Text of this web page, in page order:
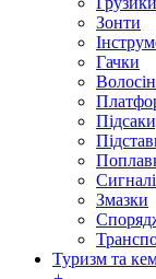
Зонти
Гачки
Змазки
Туризм та